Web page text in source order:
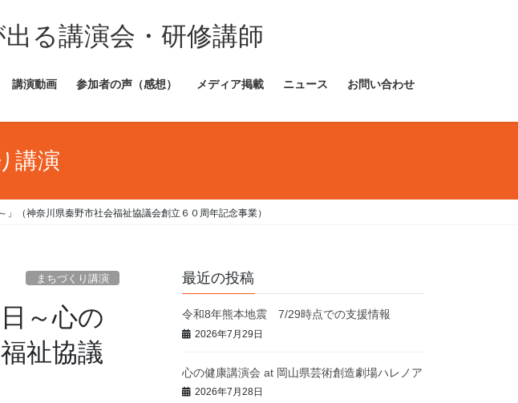
る講演会・研修講師
講演動画 参加者の声（感想） メディア掲載 ニュース お問い合わせ
講演
（神奈川県秦野市社会福祉協議会創立６０周年記念事業）
まちづくり講演
～心の
祉協議
最近の投稿
令和8年熊本地震 7/29時点での支援情報
2026年7月29日
心の健康講演会 at 岡山県芸術創造劇場ハレノア
2026年7月28日